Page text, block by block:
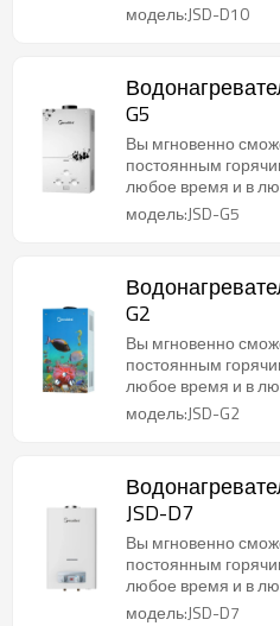
модель:JSD-D10
G5
Вы мгновенно
постоянным
любое время и в
модель:JSD-G5
G2
Вы мгновенно
постоянным
любое время и в
модель:JSD-G2
JSD-D7
Вы мгновенно
постоянным
любое время и в
модель:JSD-D7